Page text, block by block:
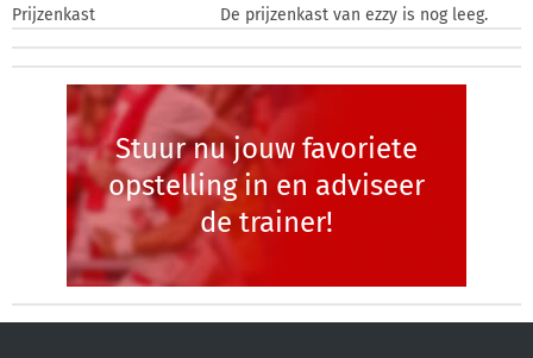
Prijzenkast De prijzenkast van ezzy is nog leeg.
Stuur nu jouw favoriete
opstelling in en adviseer
de trainer!